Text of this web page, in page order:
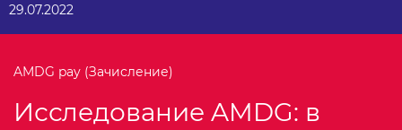
29.07.2022
AMDG pay (Зачисление)
Исследование AMDG: в